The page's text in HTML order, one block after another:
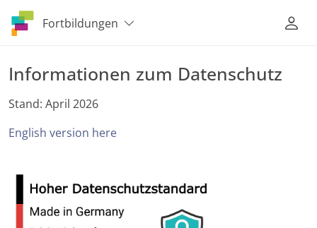
Fortbildungen
Informationen zum Datenschutz
Stand: April 2026
English version here